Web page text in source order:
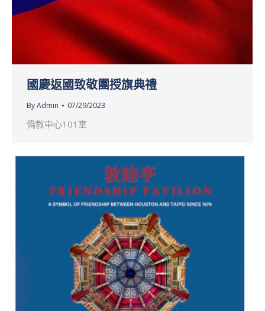
國慶返國致敬團授旗典禮
ByAdmin 07/29/2023
僑教中心101室